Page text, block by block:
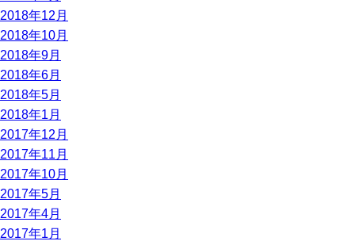
2018年12月
2018年10月
2018年9月
2018年6月
2018年5月
2018年1月
2017年12月
2017年11月
2017年10月
2017年5月
2017年4月
2017年1月